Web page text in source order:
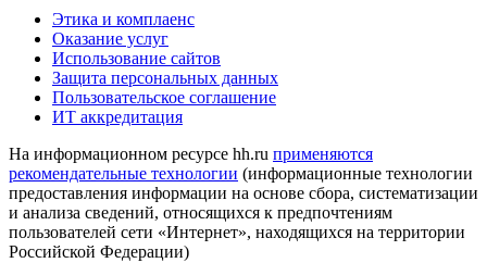
Этика и комплаенс
Оказание услуг
Использование сайтов
Защита персональных данных
Пользовательское соглашение
ИТ аккредитация
На информационном ресурсе hh.ru применяются
рекомендательные технологии (информационные технологии
предоставления информации на основе сбора, систематизации
и анализа сведений, относящихся к предпочтениям
пользователей сети «Интернет», находящихся на территории
Российской Федерации)